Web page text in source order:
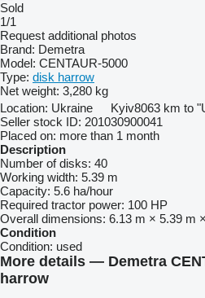
Sold
1/1
Request additional photos
Brand: Demetra
Model: CENTAUR-5000
Type: disk harrow
Net weight: 3,280 kg
Location: Ukraine Kyiv8063 km to
Seller stock ID: 201030900041
Placed on: more than 1 month
Description
Number of disks: 40
Working width: 5.39 m
Capacity: 5.6 ha/hour
Required tractor power: 100 HP
Overall dimensions: 6.13 m × 5.39 m
Condition
Condition: used
More details — Demetra
harrow